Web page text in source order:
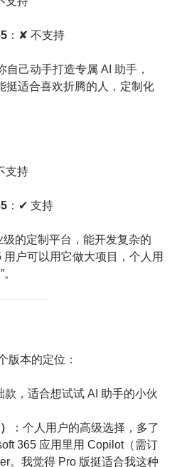
：✘ 不支持
己动手打造专属 AI 助手，
挺适合喜欢折腾的人，定制化
支持
：✔ 支持
的定制平台，能开发复杂的
户可以用它做大项目，个人用
版本的定位：
款，适合想试试 AI 助手的小伙
：个人用户的高级选择，多了
365 应用里用 Copilot（需订
。我觉得 Pro 版挺适合我这种